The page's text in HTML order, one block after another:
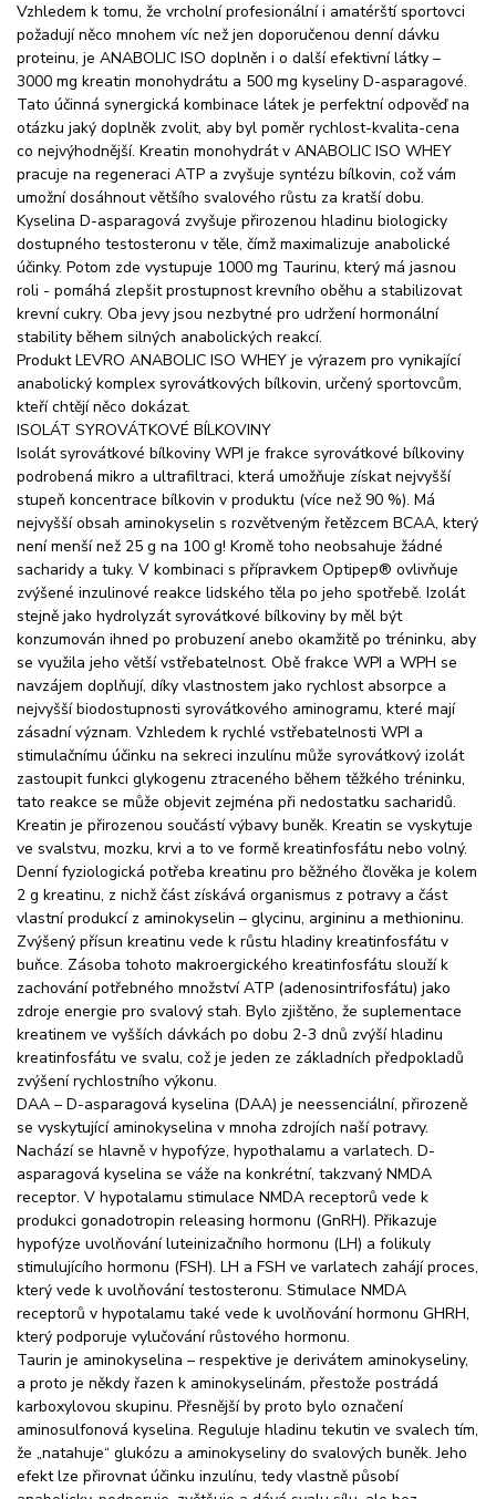
Vzhledem k tomu, že vrcholní profesionální i amatérští sportovci
požadují něco mnohem víc než jen doporučenou denní dávku
proteinu, je ANABOLIC ISO doplněn i o další efektivní látky –
3000 mg kreatin monohydrátu a 500 mg kyseliny D-asparagové.
Tato účinná synergická kombinace látek je perfektní odpověď na
otázku jaký doplněk zvolit, aby byl poměr rychlost-kvalita-cena
co nejvýhodnější. Kreatin monohydrát v ANABOLIC ISO WHEY
pracuje na regeneraci ATP a zvyšuje syntézu bílkovin, což vám
umožní dosáhnout většího svalového růstu za kratší dobu.
Kyselina D-asparagová zvyšuje přirozenou hladinu biologicky
dostupného testosteronu v těle, čímž maximalizuje anabolické
účinky. Potom zde vystupuje 1000 mg Taurinu, který má jasnou
roli - pomáhá zlepšit prostupnost krevního oběhu a stabilizovat
krevní cukry. Oba jevy jsou nezbytné pro udržení hormonální
stability během silných anabolických reakcí.
Produkt LEVRO ANABOLIC ISO WHEY je výrazem pro vynikající
anabolický komplex syrovátkových bílkovin, určený sportovcům,
kteří chtějí něco dokázat.
ISOLÁT SYROVÁTKOVÉ BÍLKOVINY
Isolát syrovátkové bílkoviny WPI je frakce syrovátkové bílkoviny
podrobená mikro a ultrafiltraci, která umožňuje získat nejvyšší
stupeň koncentrace bílkovin v produktu (více než 90 %). Má
nejvyšší obsah aminokyselin s rozvětveným řetězcem BCAA, který
není menší než 25 g na 100 g! Kromě toho neobsahuje žádné
sacharidy a tuky. V kombinaci s přípravkem Optipep® ovlivňuje
zvýšené inzulinové reakce lidského těla po jeho spotřebě. Izolát
stejně jako hydrolyzát syrovátkové bílkoviny by měl být
konzumován ihned po probuzení anebo okamžitě po tréninku, aby
se využila jeho větší vstřebatelnost. Obě frakce WPI a WPH se
navzájem doplňují, díky vlastnostem jako rychlost absorpce a
nejvyšší biodostupnosti syrovátkového aminogramu, které mají
zásadní význam. Vzhledem k rychlé vstřebatelnosti WPI a
stimulačnímu účinku na sekreci inzulínu může syrovátkový izolát
zastoupit funkci glykogenu ztraceného během těžkého tréninku,
tato reakce se může objevit zejména při nedostatku sacharidů.
Kreatin je přirozenou součástí výbavy buněk. Kreatin se vyskytuje
ve svalstvu, mozku, krvi a to ve formě kreatinfosfátu nebo volný.
Denní fyziologická potřeba kreatinu pro běžného člověka je kolem
2 g kreatinu, z nichž část získává organismus z potravy a část
vlastní produkcí z aminokyselin – glycinu, argininu a methioninu.
Zvýšený přísun kreatinu vede k růstu hladiny kreatinfosfátu v
buňce. Zásoba tohoto makroergického kreatinfosfátu slouží k
zachování potřebného množství ATP (adenosintrifosfátu) jako
zdroje energie pro svalový stah. Bylo zjištěno, že suplementace
kreatinem ve vyšších dávkách po dobu 2-3 dnů zvýší hladinu
kreatinfosfátu ve svalu, což je jeden ze základních předpokladů
zvýšení rychlostního výkonu.
DAA – D-asparagová kyselina (DAA) je neessenciální, přirozeně
se vyskytující aminokyselina v mnoha zdrojích naší potravy.
Nachází se hlavně v hypofýze, hypothalamu a varlatech. D-
asparagová kyselina se váže na konkrétní, takzvaný NMDA
receptor. V hypotalamu stimulace NMDA receptorů vede k
produkci gonadotropin releasing hormonu (GnRH). Přikazuje
hypofýze uvolňování luteinizačního hormonu (LH) a folikuly
stimulujícího hormonu (FSH). LH a FSH ve varlatech zahájí proces,
který vede k uvolňování testosteronu. Stimulace NMDA
receptorů v hypotalamu také vede k uvolňování hormonu GHRH,
který podporuje vylučování růstového hormonu.
Taurin je aminokyselina – respektive je derivátem aminokyseliny,
a proto je někdy řazen k aminokyselinám, přestože postrádá
karboxylovou skupinu. Přesnější by proto bylo označení
aminosulfonová kyselina. Reguluje hladinu tekutin ve svalech tím,
že „natahuje“ glukózu a aminokyseliny do svalových buněk. Jeho
efekt lze přirovnat účinku inzulínu, tedy vlastně působí